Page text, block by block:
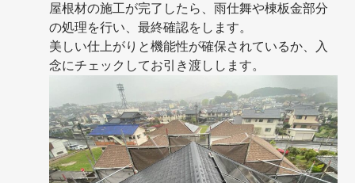
屋根材の施工が完了したら、雨仕舞や棟板金部分
の処理を行い、最終確認をします。
美しい仕上がりと機能性が確保されているか、入
念にチェックしてお引き渡しします。